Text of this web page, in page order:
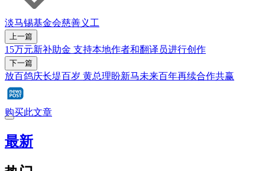
淡马锡基金会慈善义工
上一篇
15万元新补助金 支持本地作者和翻译员进行创作
下一篇
放百鸽庆长堤百岁 黄总理盼新马未来百年再续合作共赢
购买此文章
最新